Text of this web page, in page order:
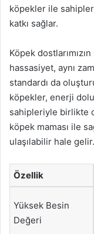
köpekler ile
katkı sağlar.
Köpek
hassasiyet, aynı
standardı da
köpekler, enerji
sahipleriyle birlikte
köpek maması ile
ulaşılabilir hale gelir.
Özellik
Yüksek Besin
Değeri